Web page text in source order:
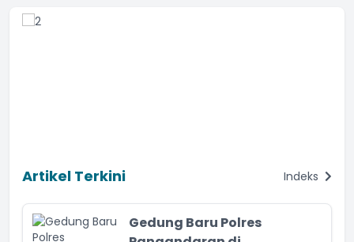
Artikel Terkini Indeks
Gedung Baru Polres